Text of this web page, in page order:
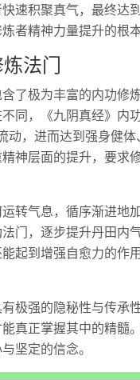
速积聚真气，最终达
者精神力量提升的根本
法门
了极为丰富的内功修
同，《九阴真经》内
动，进而达到强身健
神层面的提升，要求
转气息，循序渐进地
门，逐步提升丹田内
起到增强自愈力的作
极强的隐秘性与传承
真正掌握其中的精髓
坚定的信念。